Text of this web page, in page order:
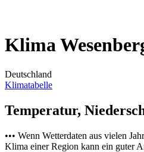
Klima
Deutschland
Klimatabelle
Temperatur,
••• Wenn Wetterdaten aus vielen
Klima einer Region kann ein guter